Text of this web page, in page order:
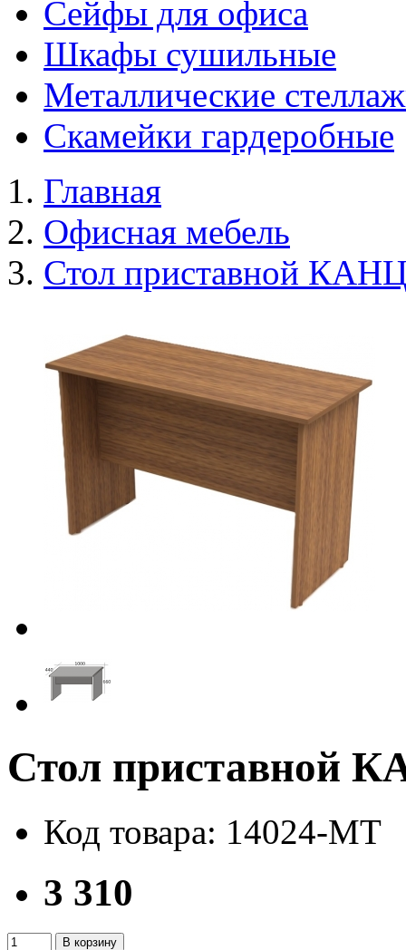
Сейфы для офиса
Шкафы сушильные
Металлические
Скамейки гардеробные
Главная
Офисная мебель
Стол приставной
Стол приставной
Код товара: 14024-MT
3 310
В корзину